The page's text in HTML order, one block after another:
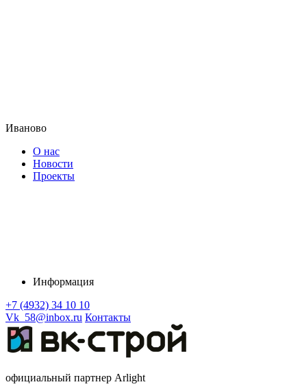
Иваново
О нас
Новости
Проекты
Информация
+7 (4932) 34 10 10
Vk_58@inbox.ru Контакты
официальный партнер Arlight